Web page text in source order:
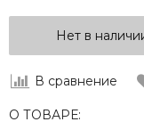
Нет в
В сравнение
О ТОВАРЕ: